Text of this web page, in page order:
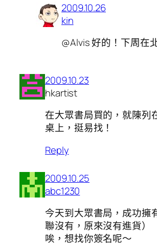
2009.10.26
kin
@Alvis 好的！下周在
2009.10.23
hkartist
在大眾書局買的，就陳列
桌上，挺易找！
Reply
2009.10.25
abc1230
今天到大眾書局，成功擁
聯沒有，原來沒有進貨）
唉，想找你簽名呢～